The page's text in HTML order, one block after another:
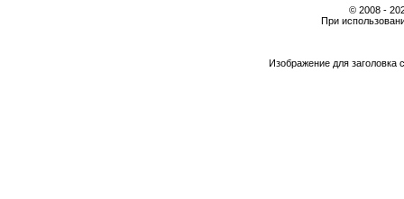
© 2008 -
При
Изображение для